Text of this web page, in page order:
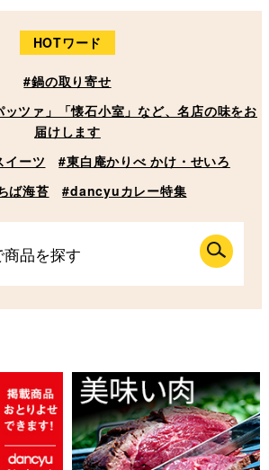
HOTワード
#鍋の取り寄せ
ツァ」「懐石小室」など、名店の味をお
届けします
イーツ
#東白庵かりべ かけ・せいろ
ば海苔
#dancyuカレー特集